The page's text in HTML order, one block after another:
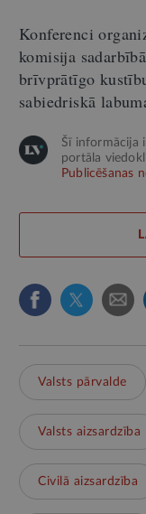
Konferenci
komisija
brīvprātīgo
sabiedriskā
Šī informācija
portāla
Publicēšanas
Valsts pārvalde
Valsts aizsardzība
Civilā aizsardzība